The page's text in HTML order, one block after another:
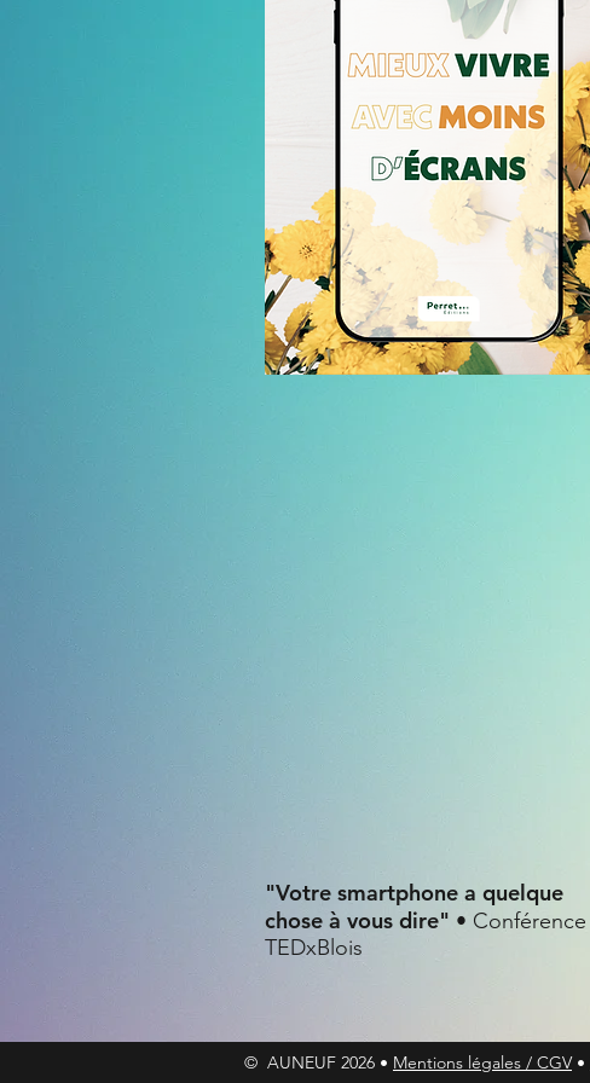
"Votre smartphone a quelque
chose à vous dire" • Conférence
TEDxBlois
© AUNEUF 2026 • Mentions légales / CGV•